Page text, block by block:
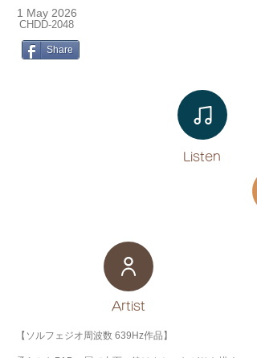
1 May 2026
CHDD-2048
Share
Listen​
​Artist
【ソルフェジオ周波数 639Hz作品】